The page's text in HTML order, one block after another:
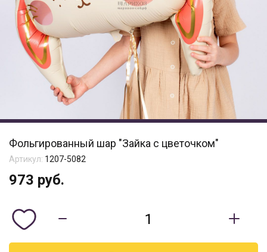
Фольгированный шар "Зайка с цветочком"
Артикул: 1207-5082
973 руб.